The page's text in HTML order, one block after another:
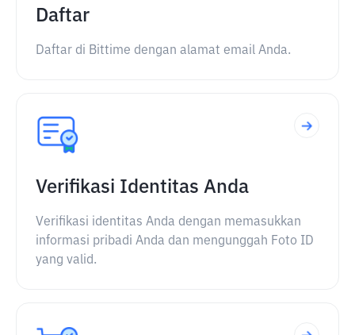
Daftar
Daftar di Bittime dengan alamat email Anda.
Verifikasi Identitas Anda
Verifikasi identitas Anda dengan memasukkan
informasi pribadi Anda dan mengunggah Foto ID
yang valid.